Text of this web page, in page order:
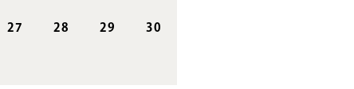
27 28 29 30